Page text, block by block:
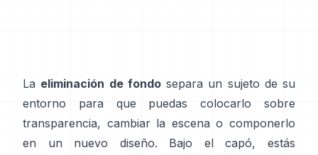
La eliminación de fondosepara un sujeto de su
entorno para que puedas colocarlo sobre
transparencia, cambiar la escena o componerlo
en un nuevo diseño. Bajo el capó, estás